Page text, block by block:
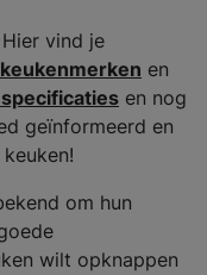
vind je
en
en nog
geïnformeerd en
om hun
wilt opknappen